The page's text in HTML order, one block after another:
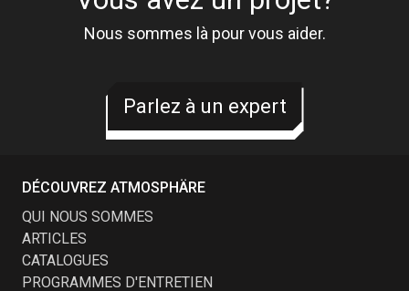
Vous avez un projet?
Parlez à un expert
Parlez à un expert
DÉCOUVREZ ATMOSPHÄRE
QUI NOUS SOMMES
ARTICLES
CATALOGUES